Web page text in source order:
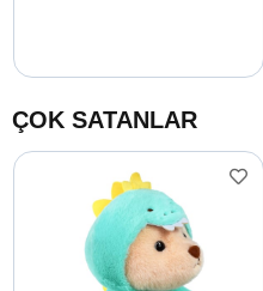
ÇOK SATANLAR